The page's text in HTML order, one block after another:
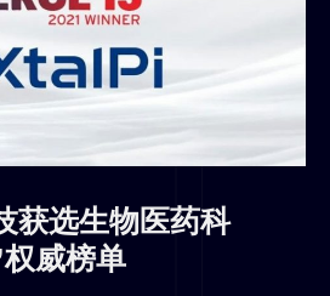
获选生物医药科
威榜单